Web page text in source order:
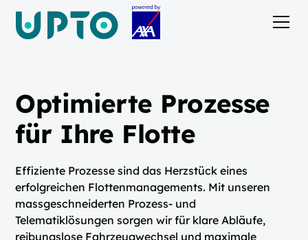
Optimierte Prozesse
für Ihre Flotte
Effiziente Prozesse sind das Herzstück eines
erfolgreichen Flottenmanagements. Mit unseren
massgeschneiderten Prozess- und
Telematiklösungen sorgen wir für klare Abläufe,
reibungslose Fahrzeugwechsel und maximale